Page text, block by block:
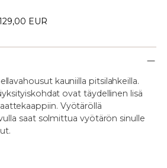
EUR
kauniilla pitsilahkeilla.
ovat täydellinen lisä
Vyötäröllä
saat solmittua vyötärön sinulle